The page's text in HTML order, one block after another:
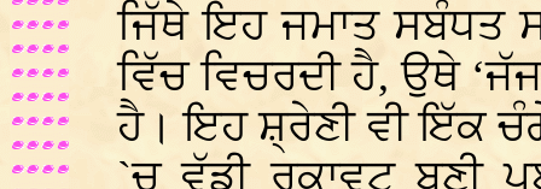
ਜਿੱਥੇ ਇਹ ਜਮਾਤ ਸਬੰਧਤ
ਵਿੱਚ ਵਿਚਰਦੀ ਹੈ, ਉਥੇ
ਹੈ। ਇਹ ਸ਼੍ਰੇਣੀ ਵੀ ਇੱਕ
`ਚ ਵੱਡੀ ਰੁਕਾਵਟ